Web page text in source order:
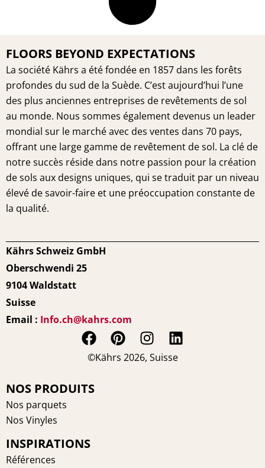
FLOORS BEYOND EXPECTATIONS
La société Kährs a été fondée en 1857 dans les forêts
profondes du sud de la Suède. C’est aujourd’hui l’une
des plus anciennes entreprises de revêtements de sol
au monde. Nous sommes également devenus un leader
mondial sur le marché avec des ventes dans 70 pays,
offrant une large gamme de revêtement de sol. La clé de
notre succès réside dans notre passion pour la création
de sols aux designs uniques, qui se traduit par un niveau
élevé de savoir-faire et une préoccupation constante de
la qualité.
Kährs Schweiz GmbH
Oberschwendi 25
9104 Waldstatt
Suisse
Email : Info.ch@kahrs.com
F
a
e
k
P
i
I
n
L
i
©Kährs 2026, Suisse
NOS PRODUITS
Nos parquets
Nos Vinyles
INSPIRATIONS
Références